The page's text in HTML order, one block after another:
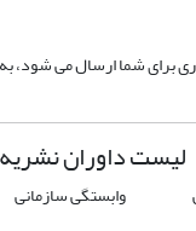
برای شما ارسال می شود،
لیست داوران نشریه
وابستگی سازمانی